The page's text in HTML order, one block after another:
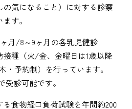
気になること）に対する診察
す。
月/8～9ヶ月の各乳児健診
接種（火/金、金曜日は1歳以降
・予約制）を行っています。
診可能です。
食物経口負荷試験を年間約200